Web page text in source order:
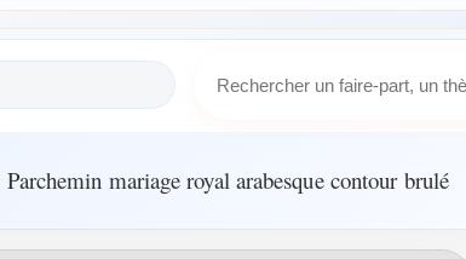
r
h
N°411 Parchemin mariage royal arabesque contour brulé